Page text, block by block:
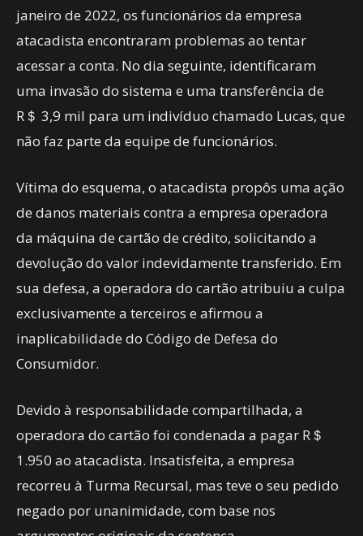
janeiro de 2022, os funcionários da empresa
atacadista encontraram problemas ao tentar
acessar a conta. No dia seguinte, identificaram
uma invasão do sistema e uma transferência de
R＄ 3,9 mil para um indivíduo chamado Lucas, que
não faz parte da equipe de funcionários.
Vítima do esquema, o atacadista propôs uma ação
de danos materiais contra a empresa operadora
da máquina de cartão de crédito, solicitando a
devolução do valor indevidamente transferido. Em
sua defesa, a operadora do cartão atribuiu a culpa
exclusivamente a terceiros e afirmou a
inaplicabilidade do Código de Defesa do
Consumidor.
Devido à responsabilidade compartilhada, a
operadora do cartão foi condenada a pagar R＄
1.950 ao atacadista. Insatisfeita, a empresa
recorreu à Turma Recursal, mas teve o seu pedido
negado por unanimidade, com base nos